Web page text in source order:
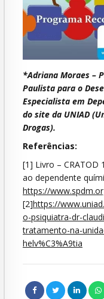
*Adriana Moraes –
Paulista para o
Especialista em
do site da UNIAD
Drogas).
Referências:
[1] Livro – CRATOD
ao dependente
https://
[2]https://
o-psiquiatra-dr-
tratamento-na-
helv%C3%A9tia